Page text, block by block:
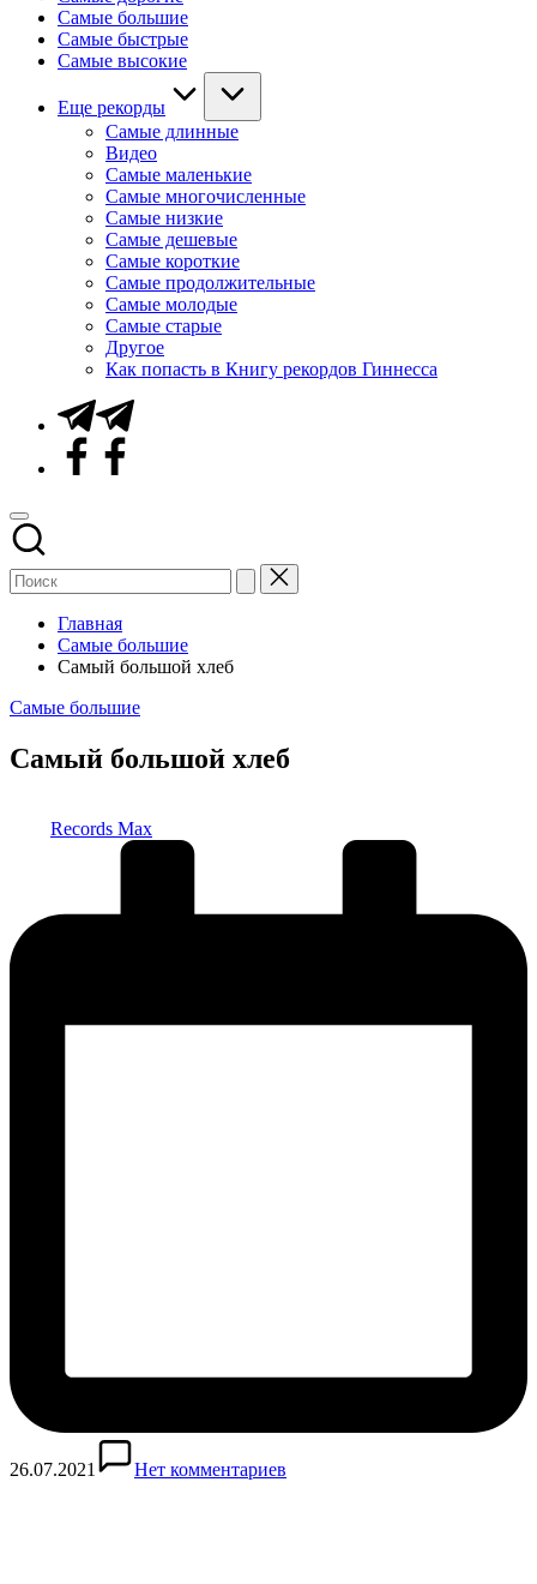
Самые большие
Самые быстрые
Самые высокие
Еще рекорды
Самые длинные
Видео
Самые маленькие
Самые многочисленные
Самые низкие
Самые дешевые
Самые короткие
Самые продолжительные
Самые молодые
Самые старые
Другое
Как попасть в Книгу рекордов Гиннесса
Telegram
Facebook
Главная
Самые большие
Самый большой хлеб
Опубликовано
Самые большие
Самый большой хлеб
Records Max
26.07.2021 Нет комментариев